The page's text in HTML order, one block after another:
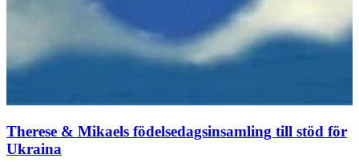
Therese & Mikaels födelsedagsinsamling till stöd för
Ukraina